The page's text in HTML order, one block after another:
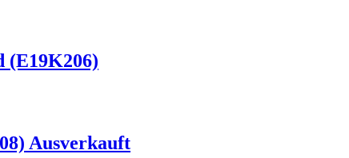
(E19K206)
Ausverkauft